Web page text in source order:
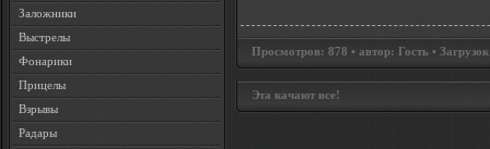
Заложники
Выстрелы
Фонарики
Прицелы
Взрывы
Радары
Просмотров: 878 • автор: Гость •
Эта качают все!